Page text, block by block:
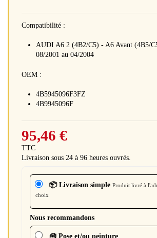
Compatibilité :
AUDI A6 2 (4B2/C5) - A6 Avant (4B5/
08/2001 au 04/2004
OEM :
4B5945096F3FZ
4B9945096F
95,46 €
TTC
Livraison sous 24 à 96 heures ouvrés.
📦 Livraison simple Produit livré à
choix
Nous recommandons
🧰 Pose et/ou peinture